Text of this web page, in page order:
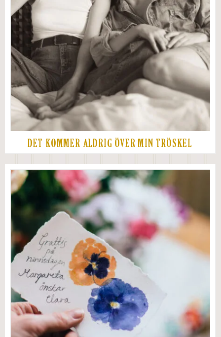
DET KOMMER ALDRIG ÖVER MIN TRÖSKEL